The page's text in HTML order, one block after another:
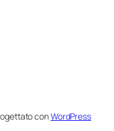
conWordPress